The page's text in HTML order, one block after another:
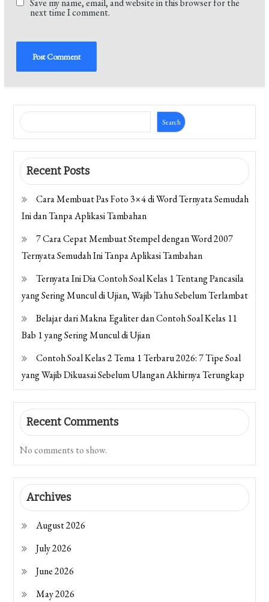
Save my name, email, and website in this browser for the
next time I comment.
Search
Recent Posts
Cara Membuat Pas Foto 3×4 di Word Ternyata Semudah
Ini dan Tanpa Aplikasi Tambahan
7 Cara Cepat Membuat Stempel dengan Word 2007
Ternyata Semudah Ini Tanpa Aplikasi Tambahan
Ternyata Ini Dia Contoh Soal Kelas 1 Tentang Pancasila
yang Sering Muncul di Ujian, Wajib Tahu Sebelum Terlambat
Belajar dari Makna Egaliter dan Contoh Soal Kelas 11
Bab 1 yang Sering Muncul di Ujian
Contoh Soal Kelas 2 Tema 1 Terbaru 2026: 7 Tipe Soal
yang Wajib Dikuasai Sebelum Ulangan Akhirnya Terungkap
Recent Comments
No comments to show.
Archives
August 2026
July 2026
June 2026
May 2026